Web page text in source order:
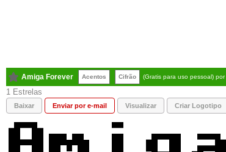
Amiga Forever Acentos Cifrão (Gratis para uso pessoal) por
1
Baixar Enviar por e-mail Visualizar Criar Logotipo